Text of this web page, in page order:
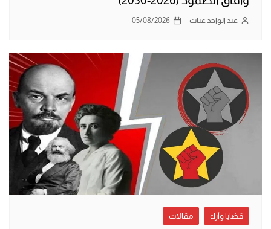
عبد الواحد غيات 05/08/2026
قضايا وآراء مقالات